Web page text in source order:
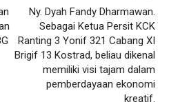
Ny. Dyah Fandy Dharmawan.
Sebagai Ketua Persit KCK
Ranting 3 Yonif 321 Cabang XI
Brigif 13 Kostrad, beliau dikenal
memiliki visi tajam dalam
pemberdayaan ekonomi
kreatif.